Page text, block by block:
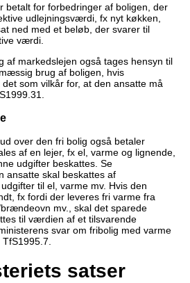
betalt for forbedringer af boligen, der
udlejningsværdi, fx nyt køkken,
ned med et beløb, der svarer til
værdi.
af markedslejen også tages hensyn til
brug af boligen, hvis
som vilkår for, at den ansatte må
over den fri bolig også betaler
af en lejer, fx el, varme og lignende,
udgifter beskattes. Se
ansatte skal beskattes af
til el, varme mv. Hvis den
fx fordi der leveres fri varme fra
mv., skal det sparede
til værdien af et tilsvarende
svar om fribolig med varme
satser